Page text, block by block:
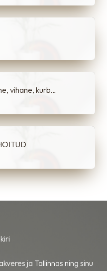
vihane, kurb…
ja Tallinnas ning sinu